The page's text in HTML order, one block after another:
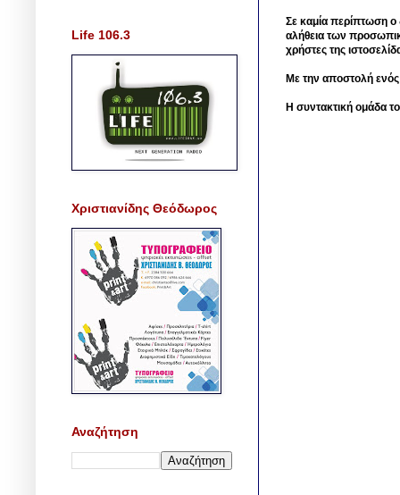
Σε καμία περίπτωση ο
αλήθεια των
χρήστες της
Με την αποστολή
Η συντακτική ομάδα
Life 106.3
Χριστιανίδης Θεόδωρος
Αναζήτηση